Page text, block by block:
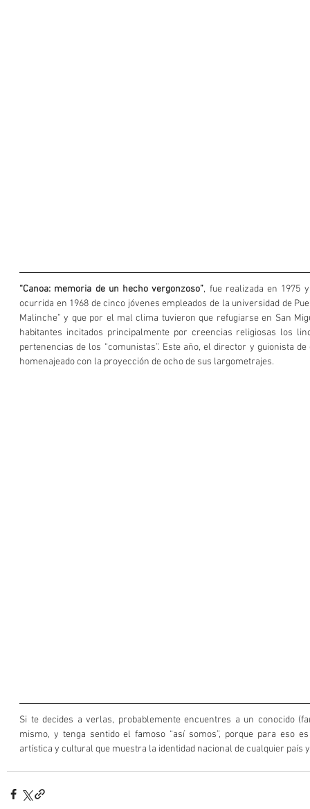
“Canoa: memoria de un hecho vergonzoso”, fue realizada en 1975
ocurrida en 1968 de cinco jóvenes empleados de la universidad de
Malinche” y que por el mal clima tuvieron que refugiarse en San
habitantes incitados principalmente por creencias religiosas los
pertenencias de los “comunistas”. Este año, el director y guionista
homenajeado con la proyección de ocho de sus largometrajes.
Si te decides a verlas, probablemente encuentres a un conocido
mismo, y tenga sentido el famoso “así somos”, porque para eso
artística y cultural que muestra la identidad nacional de cualquier país